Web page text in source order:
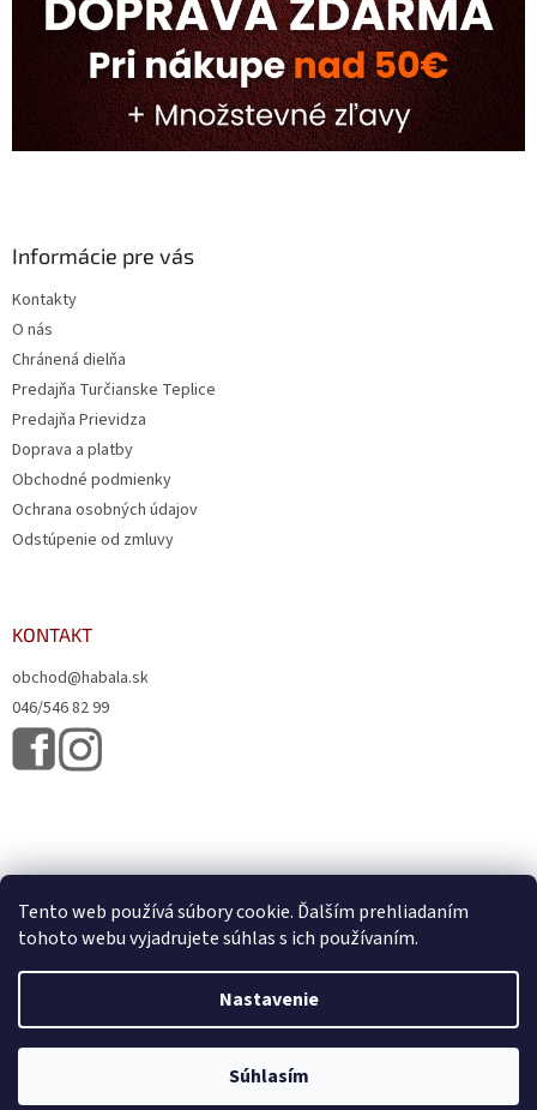
Tento web používá súbory cookie. Ďalším prehliadaním
tohoto webu vyjadrujete súhlas s ich používaním.
Nastavenie
Súhlasím
Informácie pre vás
Kontakty
O nás
Chránená dielňa
Predajňa Turčianske Teplice
Predajňa Prievidza
Doprava a platby
Obchodné podmienky
Ochrana osobných údajov
Odstúpenie od zmluvy
KONTAKT
obchod@habala.sk
046/546 82 99
Copyright 2026HABALA, s.r.o.. Všetky práva vyhradené.Upraviť
nastavenie cookies